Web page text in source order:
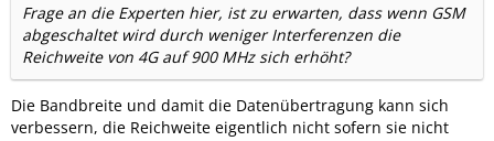
Frage an die Experten hier, ist zu erwarten, dass wenn GSM
abgeschaltet wird durch weniger Interferenzen die
Reichweite von 4G auf 900 MHz sich erhöht?
Die Bandbreite und damit die Datenübertragung kann sich
verbessern, die Reichweite eigentlich nicht sofern sie nicht